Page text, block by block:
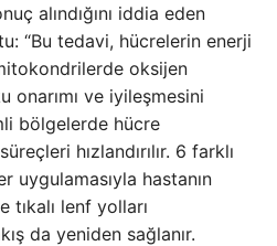
alındığını iddia eden
“Bu tedavi, hücrelerin enerji
oksijen
onarımı ve iyileşmesini
bölgelerde hücre
hızlandırılır. 6 farklı
uygulamasıyla hastanın
lenf yolları
da yeniden sağlanır.